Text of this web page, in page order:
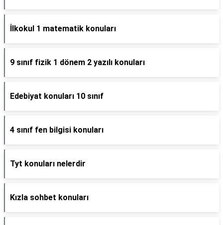
İlkokul 1 matematik konuları
9 sınıf fizik 1 dönem 2 yazılı konuları
Edebiyat konuları 10 sınıf
4 sınıf fen bilgisi konuları
Tyt konuları nelerdir
Kızla sohbet konuları